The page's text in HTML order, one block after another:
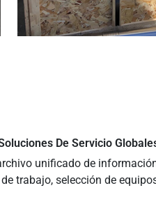
De Servicio
unificado de
trabajo, selección de